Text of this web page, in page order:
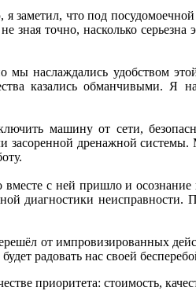
заметил, что под
зная точно, насколько серьезна
наслаждались удобством
казались обманчивыми. Я
машину от сети,
засоренной дренажной
вместе с ней пришло и
диагностики
от импровизированных
радовать нас своей
приоритета: стоимость,